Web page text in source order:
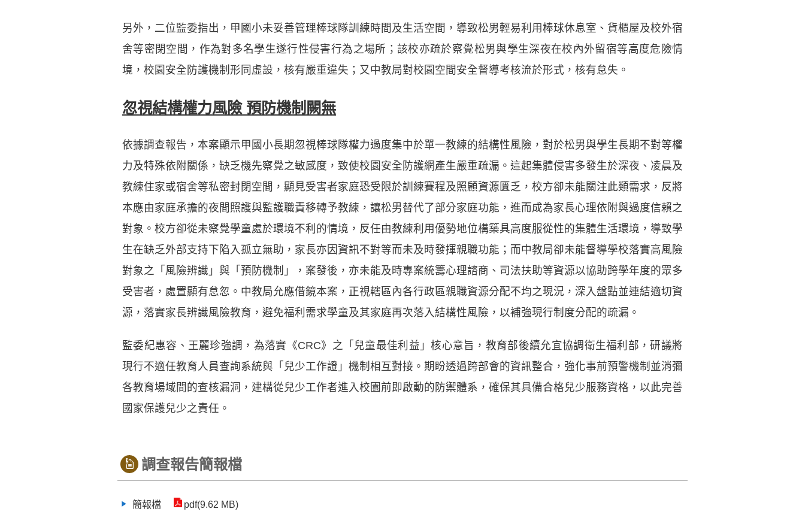
另外，二位監委指出，甲國小未妥善管理棒球隊訓練時間及生活空間，導致松男輕易利用棒球休息室、貨櫃屋及校外宿
舍等密閉空間，作為對多名學生遂行性侵害行為之場所；該校亦疏於察覺松男與學生深夜在校內外留宿等高度危險情
境，校園安全防護機制形同虛設，核有嚴重違失；又中教局對校園空間安全督導考核流於形式，核有怠失。
忽視結構權力風險 預防機制闕無
依據調查報告，本案顯示甲國小長期忽視棒球隊權力過度集中於單一教練的結構性風險，對於松男與學生長期不對等權
力及特殊依附關係，缺乏機先察覺之敏感度，致使校園安全防護網產生嚴重疏漏。這起集體侵害多發生於深夜、凌晨及
教練住家或宿舍等私密封閉空間，顯見受害者家庭恐受限於訓練賽程及照顧資源匱乏，校方卻未能關注此類需求，反將
本應由家庭承擔的夜間照護與監護職責移轉予教練，讓松男替代了部分家庭功能，進而成為家長心理依附與過度信賴之
對象。校方卻從未察覺學童處於環境不利的情境，反任由教練利用優勢地位構築具高度服從性的集體生活環境，導致學
生在缺乏外部支持下陷入孤立無助，家長亦因資訊不對等而未及時發揮親職功能；而中教局卻未能督導學校落實高風險
對象之「風險辨識」與「預防機制」，案發後，亦未能及時專案統籌心理諮商、司法扶助等資源以協助跨學年度的眾多
受害者，處置顯有怠忽。中教局允應借鏡本案，正視轄區內各行政區親職資源分配不均之現況，深入盤點並連結適切資
源，落實家長辨識風險教育，避免福利需求學童及其家庭再次落入結構性風險，以補強現行制度分配的疏漏。
監委紀惠容、王麗珍強調，為落實《CRC》之「兒童最佳利益」核心意旨，教育部後續允宜協調衛生福利部，研議將
現行不適任教育人員查詢系統與「兒少工作證」機制相互對接。期盼透過跨部會的資訊整合，強化事前預警機制並消彌
各教育場域間的查核漏洞，建構從兒少工作者進入校園前即啟動的防禦體系，確保其具備合格兒少服務資格，以此完善
國家保護兒少之責任。
調查報告簡報檔
簡報檔 pdf(9.62 MB)